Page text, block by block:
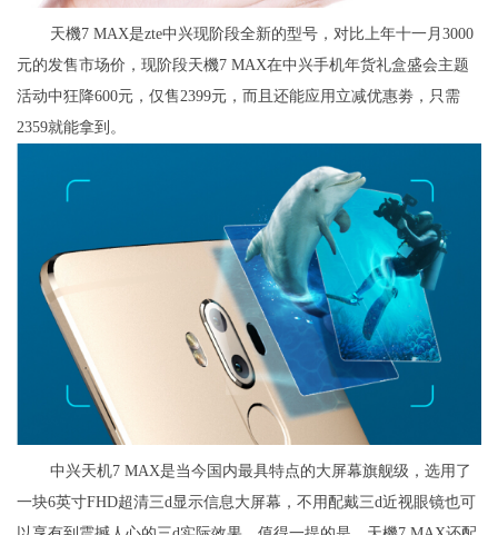
天機7 MAX是zte中兴现阶段全新的型号，对比上年十一月3000
元的发售市场价，现阶段天機7 MAX在中兴手机年货礼盒盛会主题
活动中狂降600元，仅售2399元，而且还能应用立减优惠劵，只需
2359就能拿到。
中兴天机7 MAX是当今国内最具特点的大屏幕旗舰级，选用了
一块6英寸FHD超清三d显示信息大屏幕，不用配戴三d近视眼镜也可